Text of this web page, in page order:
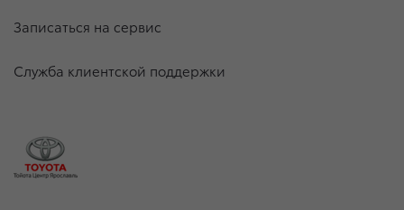
Записаться на сервис
Служба клиентской поддержки